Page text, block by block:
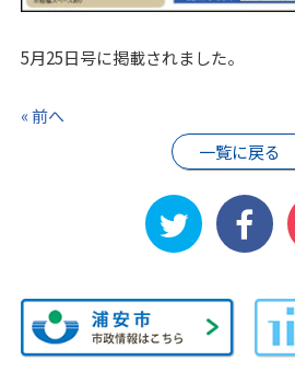
5月25日号に掲載されました。
« 前へ
一覧に戻る